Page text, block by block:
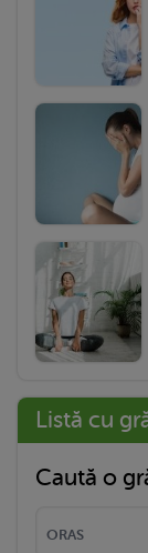
Listă cu
Caută o